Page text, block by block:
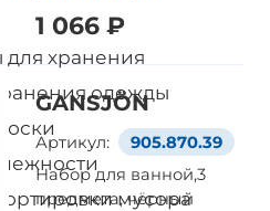
хранения
одежды
мусора
1 066 ₽
GANSJÖN
Артикул:
905.870.39
Набор для ванной,3
предмета, чёрный